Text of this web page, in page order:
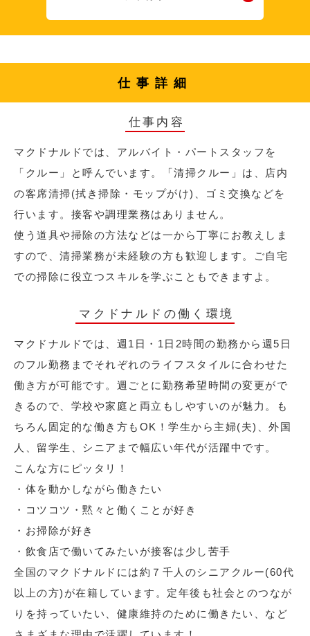
仕事詳細
仕事内容
マクドナルドでは、アルバイト・パートスタッフを
「クルー」と呼んでいます。「清掃クルー」は、店内
の客席清掃(拭き掃除・モップがけ)、ゴミ交換などを
行います。接客や調理業務はありません。
使う道具や掃除の方法などは一から丁寧にお教えしま
すので、清掃業務が未経験の方も歓迎します。ご自宅
での掃除に役立つスキルを学ぶこともできますよ。
マクドナルドの働く環境
マクドナルドでは、週1日・1日2時間の勤務から週5日
のフル勤務までそれぞれのライフスタイルに合わせた
働き方が可能です。週ごとに勤務希望時間の変更がで
きるので、学校や家庭と両立もしやすいのが魅力。も
ちろん固定的な働き方もOK！学生から主婦(夫)、外国
人、留学生、シニアまで幅広い年代が活躍中です。
こんな方にピッタリ！
・体を動かしながら働きたい
・コツコツ・黙々と働くことが好き
・お掃除が好き
・飲食店で働いてみたいが接客は少し苦手
全国のマクドナルドには約７千人のシニアクルー(60代
以上の方)が在籍しています。定年後も社会とのつなが
りを持っていたい、健康維持のために働きたい、など